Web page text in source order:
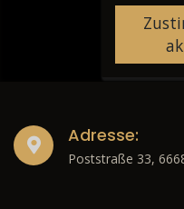
Adresse:
Poststraße 33,